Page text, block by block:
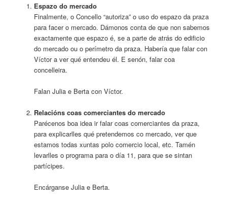
Espazo do mercado
Finalmente, o Concello “autoriza” o uso do espazo da praza
para facer o mercado. Dámonos conta de que non sabemos
exactamente que espazo é, se a parte de atrás do edificio
do mercado ou o perímetro da praza. Habería que falar con
Víctor a ver qué entendeu él. E senón, falar coa
concelleira.
Falan Julia e Berta con Víctor.
Relacións coas comerciantes do mercado
Parécenos boa idea ir falar coas comerciantes da praza,
para explicarlles qué pretendemos co mercado, ver que
estamos todas xuntas polo comercio local, etc. Tamén
levarlles o programa para o día 11, para que se sintan
partícipes.
Encárganse Julia e Berta.